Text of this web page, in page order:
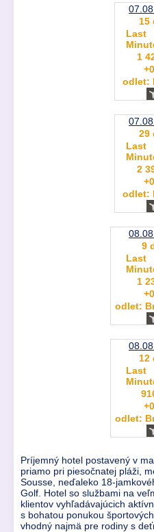
15
Last
1
odlet:
29
Last
2
odlet:
9
Last
1
odlet:
12
Last
odlet:
Príjemný hotel postavený v
priamo pri piesočnatej pláži,
Sousse, neďaleko 18-
Golf. Hotel so službami na
klientov vyhľadávajúcich
s bohatou ponukou
vhodný najmä pre rodiny s